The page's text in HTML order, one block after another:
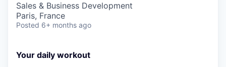
Sales & Business Development
Paris, France
Posted 6+ months ago
Your daily workout